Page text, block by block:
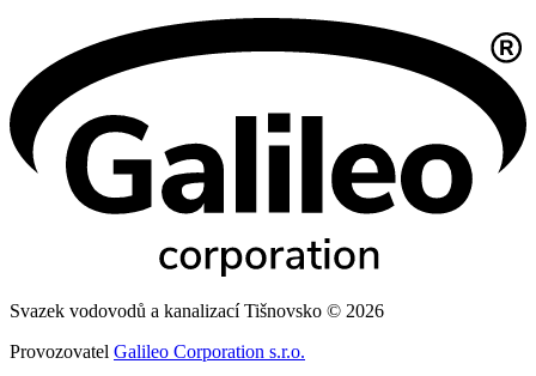
Svazek vodovodů a kanalizací Tišnovsko © 2026
Provozovatel Galileo Corporation s.r.o.